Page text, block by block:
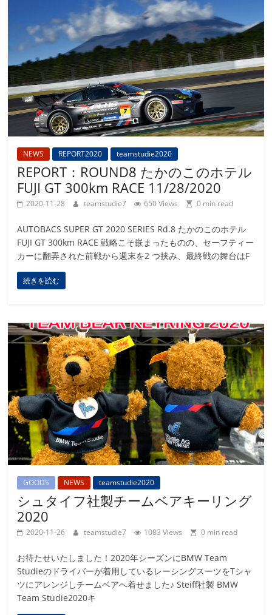
NEWS REPORT2020 teamstudie2020
REPORT：ROUND8 たかのこのホテル
FUJI GT 300km RACE 11/28/2020
2020-11-28 teamstudie7 650 Views 0 min read
AUTOBACS SUPER GT 2020 SERIES Rd.8 たかのこのホテル
FUJI GT 300km RACE 戦略こそ嵌まったものの、セーフティー
カーに翻弄された前戦から週末を2 つ挟み、最終戦の舞台はF
続きを読む
GOODS NEWS teamstudie2020
シュタイフ社製チームベアキーリング
2020
2020-11-26 teamstudie7 1083 Views 0 min read
お待たせいたしました！2020年シーズンにBMW Team
Studieのドライバーが着用しているレーシングスーツをTシャ
ツにアレンジしチームベアへ着せました♪ Steiff社製 BMW
Team Studie2020キ